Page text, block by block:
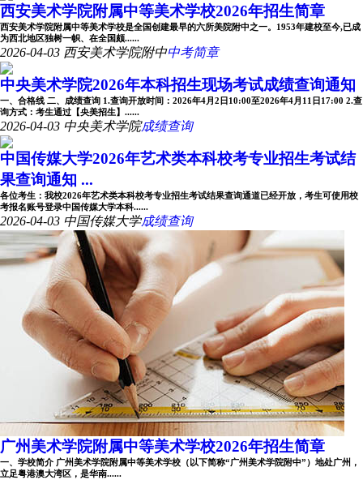
西安美术学院附属中等美术学校2026年招生简章
西安美术学院附属中等美术学校是全国创建最早的六所美院附中之一。1953年建校至今,已成
为西北地区独树一帜、在全国颇......
2026-04-03 西安美术学院附中中考简章
中央美术学院2026年本科招生现场考试成绩查询通知
一、合格线 二、成绩查询 1.查询开放时间：2026年4月2日10:00至2026年4月11日17:00 2.查
询方式：考生通过【央美招生】......
2026-04-03 中央美术学院成绩查询
中国传媒大学2026年艺术类本科校考专业招生考试结
果查询通知 ...
各位考生：我校2026年艺术类本科校考专业招生考试结果查询通道已经开放，考生可使用校
考报名账号登录中国传媒大学本科......
2026-04-03 中国传媒大学成绩查询
广州美术学院附属中等美术学校2026年招生简章
一、学校简介 广州美术学院附属中等美术学校（以下简称“广州美术学院附中”）地处广州，
立足粤港澳大湾区，是华南......